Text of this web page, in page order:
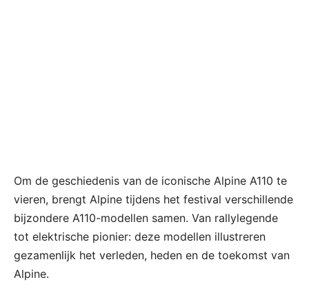
Om de geschiedenis van de iconische Alpine A110 te
vieren, brengt Alpine tijdens het festival verschillende
bijzondere A110-modellen samen. Van rallylegende
tot elektrische pionier: deze modellen illustreren
gezamenlijk het verleden, heden en de toekomst van
Alpine.